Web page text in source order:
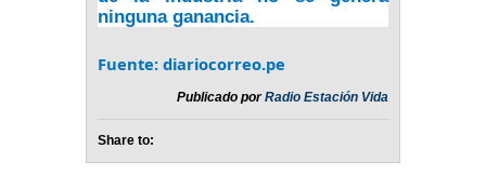
ninguna ganancia.
Fuente: diariocorreo.pe
Publicado porRadio Estación Vida
Share to: